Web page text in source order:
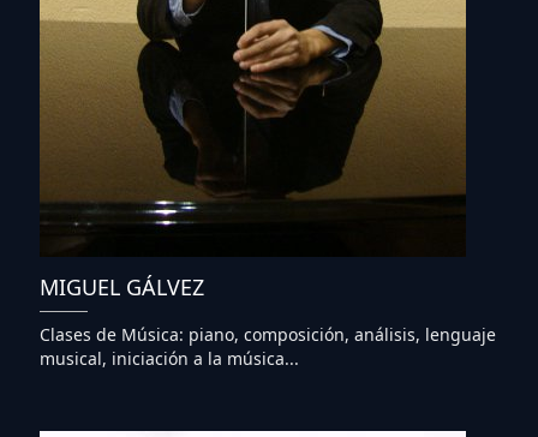
MIGUEL GÁLVEZ
Clases de Música: piano, composición, análisis, lenguaje
musical, iniciación a la música...